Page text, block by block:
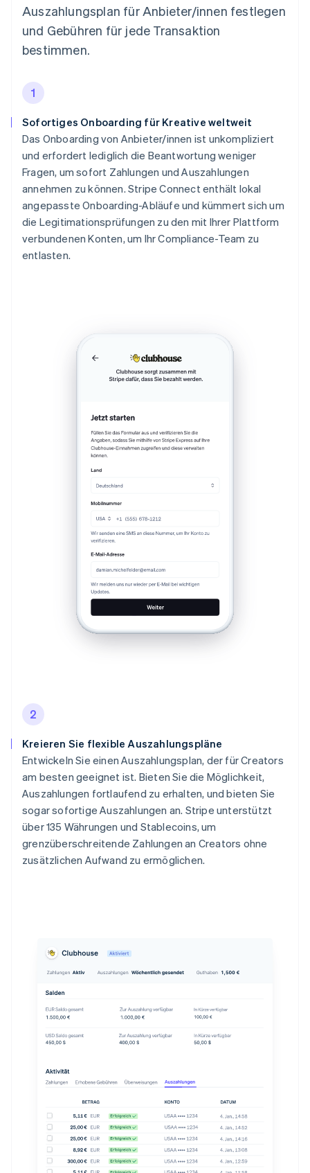
Auszahlungsplan für Anbieter/innen festlegen
und Gebühren für jede Transaktion
bestimmen.
1
Sofortiges Onboarding für Kreative weltweit
Das Onboarding von Anbieter/innen ist unkompliziert
und erfordert lediglich die Beantwortung weniger
Fragen, um sofort Zahlungen und Auszahlungen
annehmen zu können. Stripe Connect enthält lokal
angepasste Onboarding-Abläufe und kümmert sich um
die Legitimationsprüfungen zu den mit Ihrer Plattform
verbundenen Konten, um Ihr Compliance-Team zu
entlasten.
2
Kreieren Sie flexible Auszahlungspläne
Entwickeln Sie einen Auszahlungsplan, der für Creators
am besten geeignet ist. Bieten Sie die Möglichkeit,
Auszahlungen fortlaufend zu erhalten, und bieten Sie
sogar sofortige Auszahlungen an. Stripe unterstützt
über 135 Währungen und Stablecoins, um
grenzüberschreitende Zahlungen an Creators ohne
zusätzlichen Aufwand zu ermöglichen.